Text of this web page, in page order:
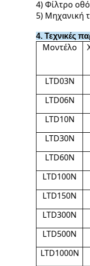
4) Φίλτρο
5) Μηχανική
4. Τεχνικές
Μοντέλο
LTD03N
LTD06N
LTD10N
LTD30N
LTD60N
LTD100N
LTD150N
LTD300N
LTD500N
LTD1000N